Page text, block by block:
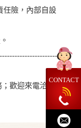
任險，內部自設
歡迎來電洽
CONTACT